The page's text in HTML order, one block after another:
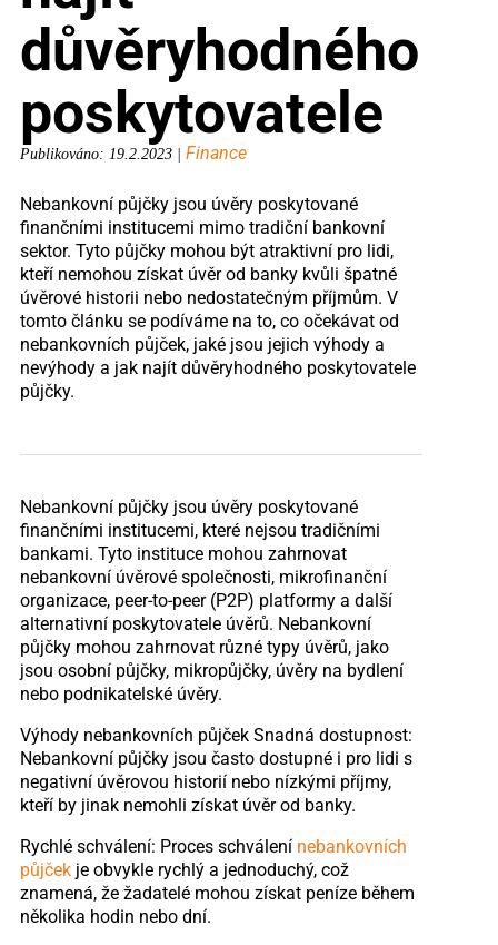
důvěryhodného
poskytovatele
Publikováno: 19.2.2023 | Finance
Nebankovní půjčky jsou úvěry poskytované
finančními institucemi mimo tradiční bankovní
sektor. Tyto půjčky mohou být atraktivní pro lidi,
kteří nemohou získat úvěr od banky kvůli špatné
úvěrové historii nebo nedostatečným příjmům. V
tomto článku se podíváme na to, co očekávat od
nebankovních půjček, jaké jsou jejich výhody a
nevýhody a jak najít důvěryhodného poskytovatele
půjčky.
Nebankovní půjčky jsou úvěry poskytované
finančními institucemi, které nejsou tradičními
bankami. Tyto instituce mohou zahrnovat
nebankovní úvěrové společnosti, mikrofinanční
organizace, peer-to-peer (P2P) platformy a další
alternativní poskytovatele úvěrů. Nebankovní
půjčky mohou zahrnovat různé typy úvěrů, jako
jsou osobní půjčky, mikropůjčky, úvěry na bydlení
nebo podnikatelské úvěry.
Výhody nebankovních půjček Snadná dostupnost:
Nebankovní půjčky jsou často dostupné i pro lidi s
negativní úvěrovou historií nebo nízkými příjmy,
kteří by jinak nemohli získat úvěr od banky.
Rychlé schválení: Proces schválení nebankovních
půjčekje obvykle rychlý a jednoduchý, což
znamená, že žadatelé mohou získat peníze během
několika hodin nebo dní.